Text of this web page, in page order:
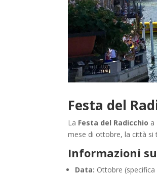
Festa del
La Festa del Radicchio a
mese di ottobre, la città si
Informazioni
Data: Ottobre